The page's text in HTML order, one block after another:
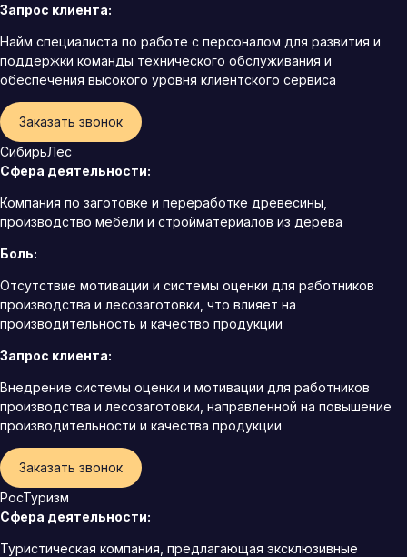
Запрос клиента:
Найм специалиста по работе с персоналом для развития и
поддержки команды технического обслуживания и
обеспечения высокого уровня клиентского сервиса
Заказать звонок
СибирьЛес
Сфера деятельности:
Компания по заготовке и переработке древесины,
производство мебели и стройматериалов из дерева
Боль:
Отсутствие мотивации и системы оценки для работников
производства и лесозаготовки, что влияет на
производительность и качество продукции
Запрос клиента:
Внедрение системы оценки и мотивации для работников
производства и лесозаготовки, направленной на повышение
производительности и качества продукции
Заказать звонок
РосТуризм
Сфера деятельности:
Туристическая компания, предлагающая эксклюзивные